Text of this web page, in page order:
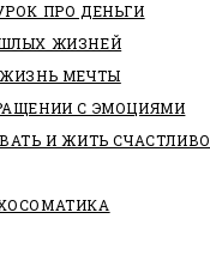
ПРО ДЕНЬГИ
ЖИЗНЕЙ
МЕЧТЫ
С ЭМОЦИЯМИ
И ЖИТЬ СЧАСТЛИВО